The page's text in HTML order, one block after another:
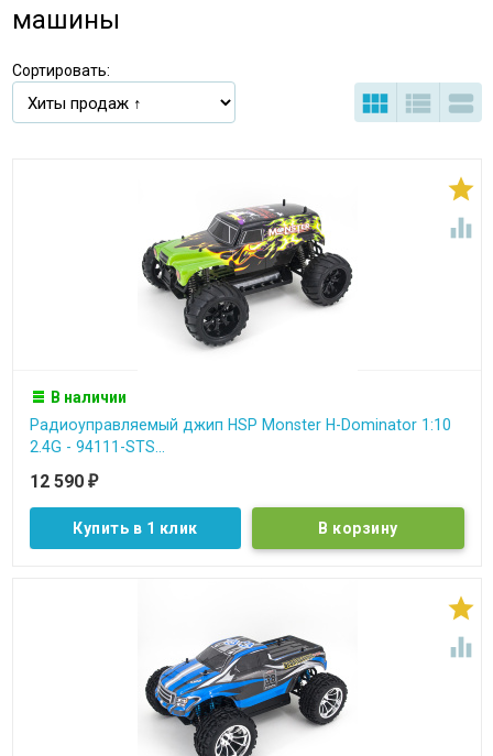
машины
Сортировать:
  


В наличии
Радиоуправляемый джип HSP Monster H-Dominator 1:10
2.4G - 94111-STS...
12 590 ₽
Купить в 1 клик

